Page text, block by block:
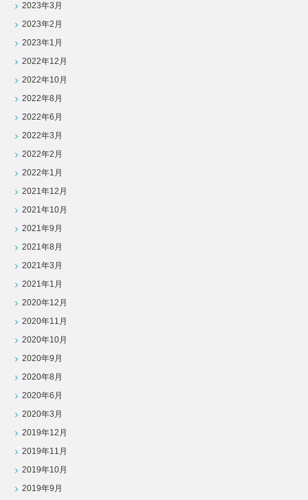
2023年3月
2023年2月
2023年1月
2022年12月
2022年10月
2022年8月
2022年6月
2022年3月
2022年2月
2022年1月
2021年12月
2021年10月
2021年9月
2021年8月
2021年3月
2021年1月
2020年12月
2020年11月
2020年10月
2020年9月
2020年8月
2020年6月
2020年3月
2019年12月
2019年11月
2019年10月
2019年9月